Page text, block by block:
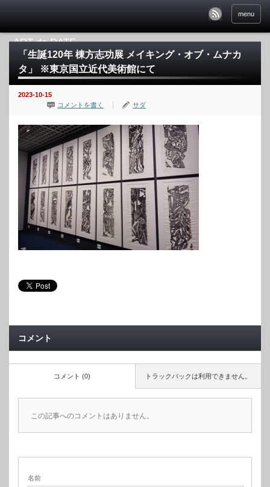
menu
「生誕120年 棟方志功展 メイキング・オブ・ムナカ
タ」 ※東京国立近代美術館にて
2023-10-15
コメントを書く
サダ
コメント
トラックバックは利用できません。
コメント (0)
この記事へのコメントはありません。
名前